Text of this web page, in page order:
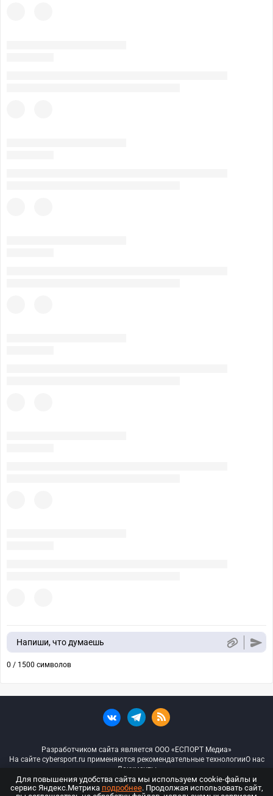
Напиши, что думаешь
0 / 1500 символов
Разработчиком сайта является ООО «ЕСПОРТ Медиа»
На сайте cybersport.ru применяются рекомендательные технологииО нас
Документы
© ООО «Киберспорт.ру» — Все права защищены
Для повышения удобства сайта мы используем cookie-файлы и
сервис Яндекс.Метрика подробнее. Продолжая использовать сайт,